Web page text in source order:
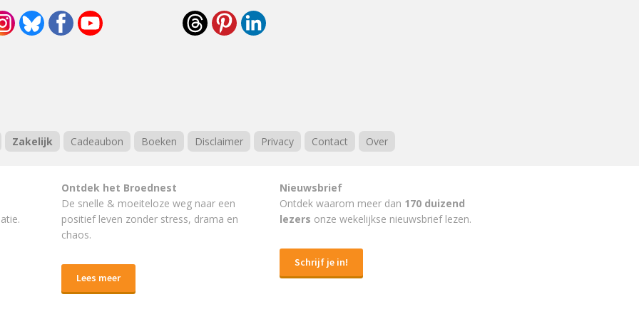
Zakelijk Cadeaubon Boeken Disclaimer Privacy Contact Over
Ontdek het Broednest
De snelle & moeiteloze weg naar een
positief leven zonder stress, drama en
chaos.
Lees meer
Nieuwsbrief
Ontdek waarom meer dan 170 duizend
lezers onze wekelijkse nieuwsbrief lezen.
Schrijf je in!